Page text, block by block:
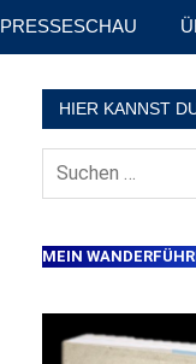
PRESSESCHAU
HIER KANNST
MEIN